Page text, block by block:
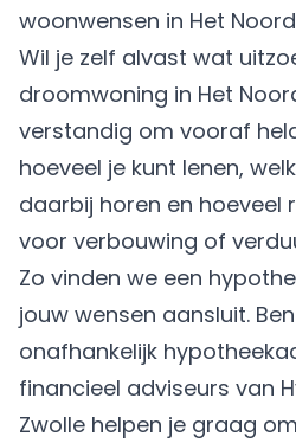
woonwensen in Het
Wil je zelf alvast wat
droomwoning in Het
verstandig om vooraf
hoeveel je kunt lenen,
daarbij horen en hoeveel
voor verbouwing of
Zo vinden we een
jouw wensen aansluit.
onafhankelijk
financieel adviseurs van
Zwolle helpen je graag